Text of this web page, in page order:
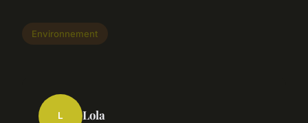
Environnement
L Lola